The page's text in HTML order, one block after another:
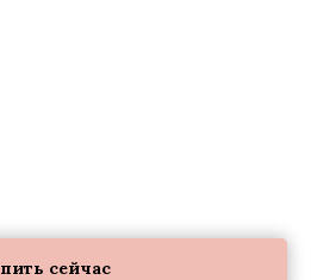
сейчас